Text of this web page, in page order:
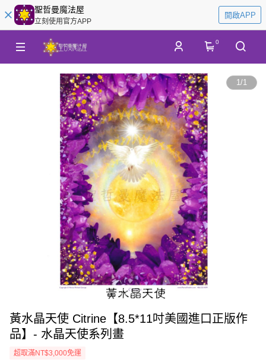
聖哲曼魔法屋
立刻使用官方APP
開啟APP
0
1/1
黃水晶天使 Citrine【8.5*11吋美國進口正版作
品】- 水晶天使系列畫
超取滿NT$3,000免運